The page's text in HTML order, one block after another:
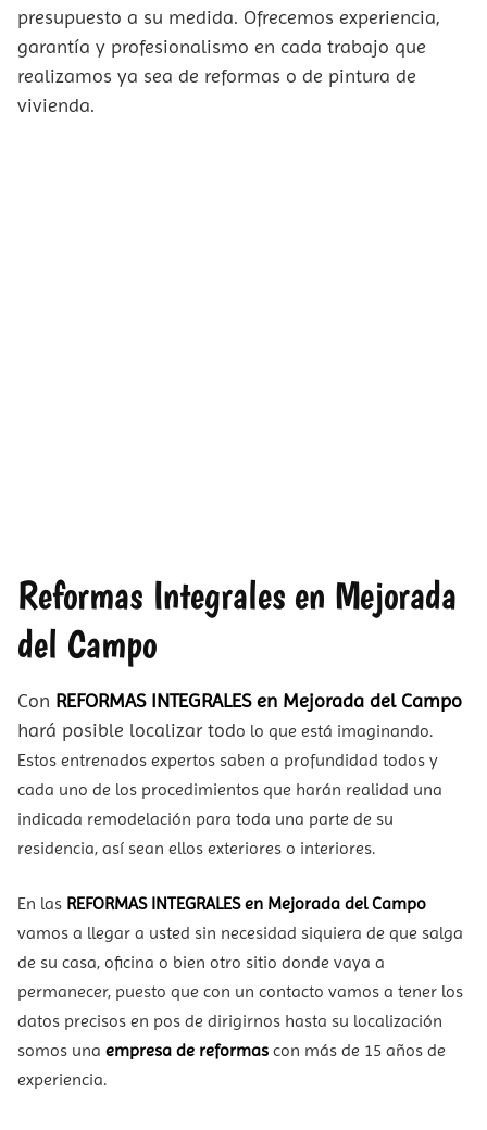
presupuesto a su medida. Ofrecemos experiencia,
garantía y profesionalismo en cada trabajo que
realizamos ya sea de reformas o de pintura de
vivienda.
Reformas Integrales en Mejorada
del Campo
Con REFORMAS INTEGRALES en Mejorada del Campo
hará posible localizar todo lo que está imaginando.
Estos entrenados expertos saben a profundidad todos y
cada uno de los procedimientos que harán realidad una
indicada remodelación para toda una parte de su
residencia, así sean ellos exteriores o interiores.
En las REFORMAS INTEGRALES en Mejorada del Campo
vamos a llegar a usted sin necesidad siquiera de que salga
de su casa, oficina o bien otro sitio donde vaya a
permanecer, puesto que con un contacto vamos a tener los
datos precisos en pos de dirigirnos hasta su localización
somos una empresa de reformas con más de 15 años de
experiencia.